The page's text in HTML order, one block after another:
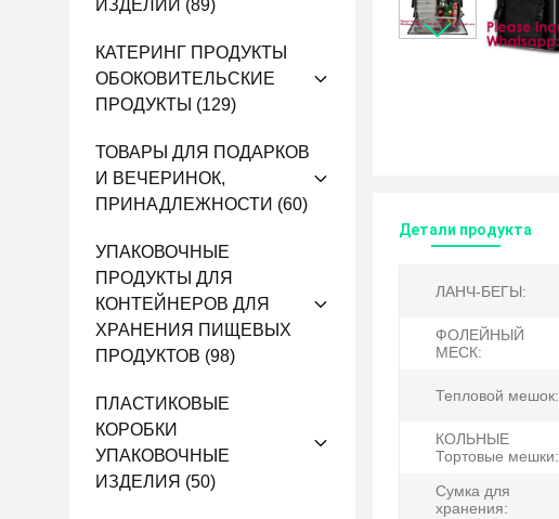
ИЗДЕЛИЙ (89)
КАТЕРИНГ ПРОДУКТЫ
ОБОКОВИТЕЛЬСКИЕ
ПРОДУКТЫ (129)
ТОВАРЫ ДЛЯ ПОДАРКОВ
И ВЕЧЕРИНОК,
ПРИНАДЛЕЖНОСТИ (60)
УПАКОВОЧНЫЕ
ПРОДУКТЫ ДЛЯ
КОНТЕЙНЕРОВ ДЛЯ
ХРАНЕНИЯ ПИЩЕВЫХ
ПРОДУКТОВ (98)
ПЛАСТИКОВЫЕ
КОРОБКИ
УПАКОВОЧНЫЕ
ИЗДЕЛИЯ (50)
Детали продукта
ЛАНЧ-БЕГЫ:
ФОЛЕЙНЫЙ
МЕСК:
Тепловой мешок:
КОЛЬНЫЕ
Тортовые мешки:
Сумка для
хранения: